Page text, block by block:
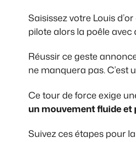
Saisissez votre Louis
pilote alors la poêle
Réussir ce geste
ne manquera pas. C’est
Ce tour de force exige
un mouvement fluide et
Suivez ces étapes pour la